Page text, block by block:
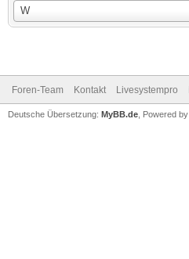
W
Benutzername
Foren-Team Kontakt Livesystempro
Deutsche Übersetzung: MyBB.de , Powered by